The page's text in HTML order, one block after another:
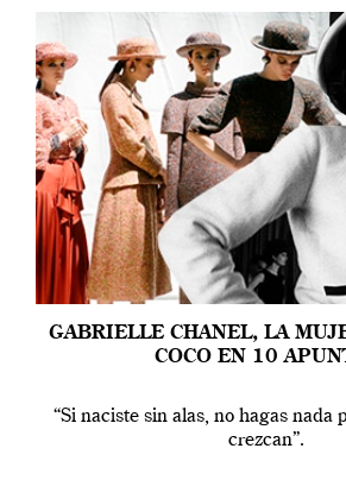
GABRIELLE CHANEL, LA
COCO EN 10
“Si naciste sin alas, no hagas nada
crezcan”.